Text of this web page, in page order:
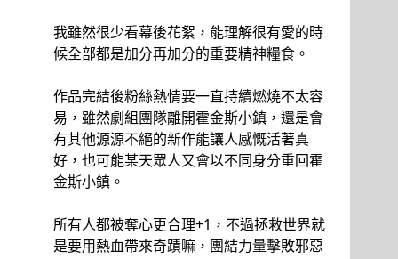
我雖然很少看幕後花絮，能理解很有愛的時
候全部都是加分再加分的重要精神糧食。
作品完結後粉絲熱情要一直持續燃燒不太容
易，雖然劇組團隊離開霍金斯小鎮，還是會
有其他源源不絕的新作能讓人感慨活著真
好，也可能某天眾人又會以不同身分重回霍
金斯小鎮。
所有人都被奪心更合理+1，不過拯救世界就
是要用熱血帶來奇蹟嘛，團結力量擊敗邪惡